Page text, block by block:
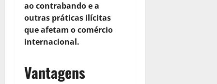
ao contrabando e a
outras práticas ilícitas
que afetam o comércio
internacional.
Vantagens